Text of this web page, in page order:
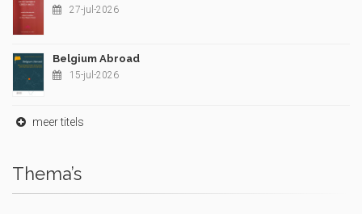
27-jul-2026
Belgium Abroad
15-jul-2026
meer titels
Thema’s